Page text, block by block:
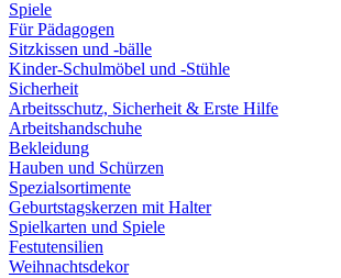
Spiele
Für Pädagogen
Sitzkissen und -bälle
Kinder-Schulmöbel und -Stühle
Sicherheit
Arbeitsschutz, Sicherheit & Erste Hilfe
Arbeitshandschuhe
Bekleidung
Hauben und Schürzen
Spezialsortimente
Geburtstagskerzen mit Halter
Spielkarten und Spiele
Festutensilien
Weihnachtsdekor